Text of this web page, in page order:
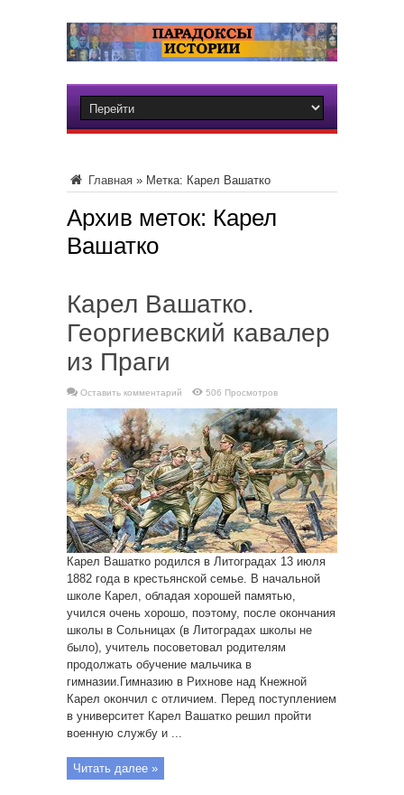
Главная » Метка: Карел Вашатко
Архив меток: Карел
Вашатко
Карел Вашатко.
Георгиевский кавалер
из Праги
Оставить комментарий 506 Просмотров
Карел Вашатко родился в Литоградах 13 июля
1882 года в крестьянской семье. В начальной
школе Карел, обладая хорошей памятью,
учился очень хорошо, поэтому, после окончания
школы в Сольницах (в Литоградах школы не
было), учитель посоветовал родителям
продолжать обучение мальчика в
гимназии.Гимназию в Рихнове над Кнежной
Карел окончил с отличием. Перед поступлением
в университет Карел Вашатко решил пройти
военную службу и ...
Читать далее »